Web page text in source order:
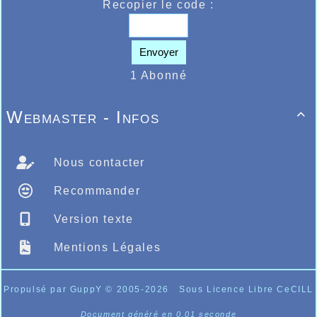
jaunes et bleus, les championnats de France
Espoirs à Tomblaine en Lorraine les 25 et 26
seront au départ du 5000m féminin et Thomas
Deleu sur la ligne de départ du 1500m.
Recopier le code :
Envoyer
1 Abonné

Webmaster - Infos
Nous contacter
Recommander
Version texte
Mentions Légales
Propulsé par GuppY© 2005-2026 Sous Licence Libre CeCILL
Document généré en 0.01 seconde